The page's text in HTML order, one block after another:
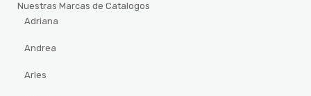
Nuestras Marcas de Catalogos
Adriana
Andrea
Arles